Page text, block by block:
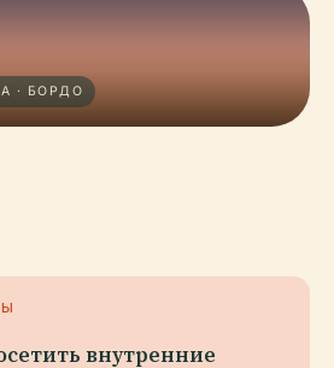
· БОРДО
внутренние